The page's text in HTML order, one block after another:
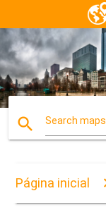
search Search maps
Página inicial